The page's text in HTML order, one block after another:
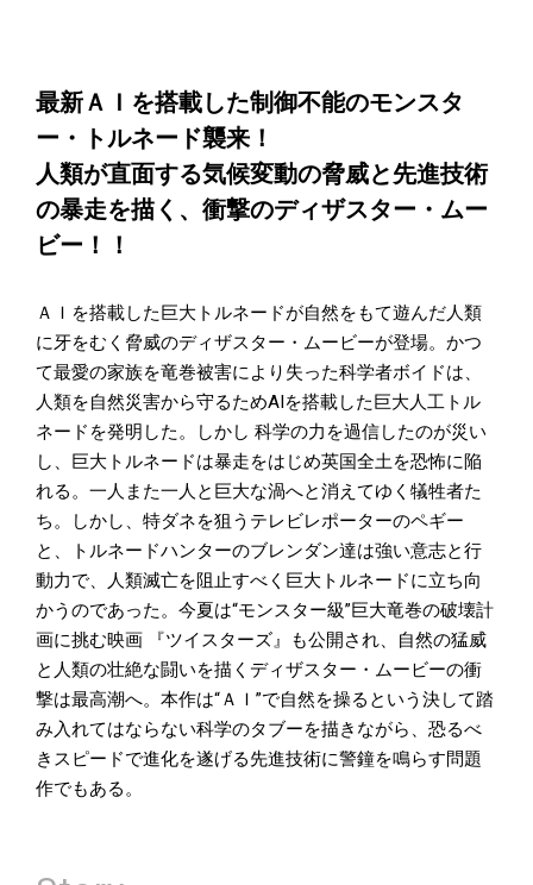
最新ＡＩを搭載した制御不能のモンスタ
ー・トルネード襲来！
人類が直面する気候変動の脅威と先進技術
の暴走を描く、衝撃のディザスター・ムー
ビー！！
ＡＩを搭載した巨大トルネードが自然をもて遊んだ人類
に牙をむく脅威のディザスター・ムービーが登場。かつ
て最愛の家族を竜巻被害により失った科学者ボイドは、
人類を自然災害から守るためAIを搭載した巨大人工トル
ネードを発明した。しかし 科学の力を過信したのが災い
し、巨大トルネードは暴走をはじめ英国全土を恐怖に陥
れる。一人また一人と巨大な渦へと消えてゆく犠牲者た
ち。しかし、特ダネを狙うテレビレポーターのペギー
と、トルネードハンターのブレンダン達は強い意志と行
動力で、人類滅亡を阻止すべく巨大トルネードに立ち向
かうのであった。今夏は“モンスター級”巨大竜巻の破壊計
画に挑む映画 『ツイスターズ』も公開され、自然の猛威
と人類の壮絶な闘いを描くディザスター・ムービーの衝
撃は最高潮へ。本作は“ＡＩ”で自然を操るという決して踏
み入れてはならない科学のタブーを描きながら、恐るべ
きスピードで進化を遂げる先進技術に警鐘を鳴らす問題
作でもある。